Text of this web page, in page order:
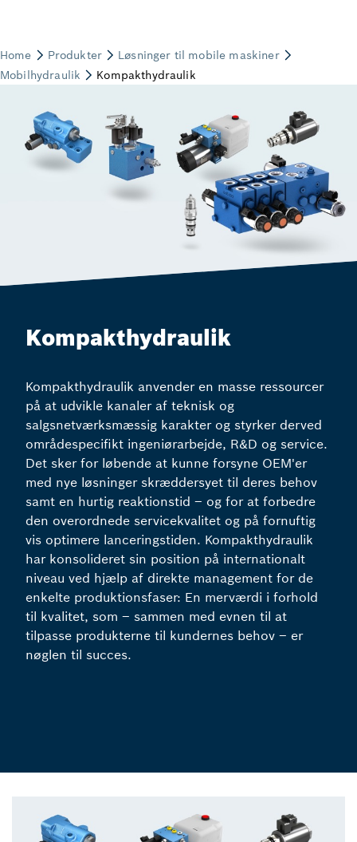
Kompakthydraulik
Kompakthydraulik anvender en masse ressourcer
på at udvikle kanaler af teknisk og
salgsnetværksmæssig karakter og styrker derved
områdespecifikt ingeniørarbejde, R&D og service.
Det sker for løbende at kunne forsyne OEM'er
med nye løsninger skræddersyet til deres behov
samt en hurtig reaktionstid – og for at forbedre
den overordnede servicekvalitet og på fornuftig
vis optimere lanceringstiden. Kompakthydraulik
har konsolideret sin position på internationalt
niveau ved hjælp af direkte management for de
enkelte produktionsfaser: En merværdi i forhold
til kvalitet, som – sammen med evnen til at
tilpasse produkterne til kundernes behov – er
nøglen til succes.